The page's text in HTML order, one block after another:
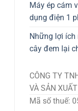
Máy ép cám
dụng điện 1
Những lợi ích
cây đem lại
CÔNG TY
VÀ SẢN
Mã số thuế: